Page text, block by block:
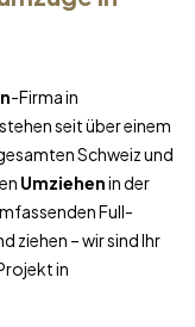
-Firma in
seit über einem
Schweiz und
Umziehenin der
Full-
ziehen – wir sind Ihr
in